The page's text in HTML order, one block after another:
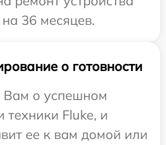
36 месяцев.
о готовности
о успешном
техники Fluke, и
ее к вам домой или